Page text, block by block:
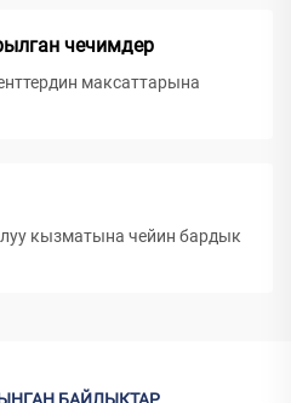
чечимдер
максаттарына
кызматына чейин бардык
БАЙЛЫКТАР